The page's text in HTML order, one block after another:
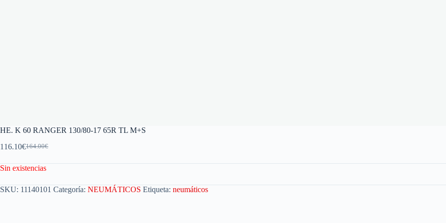
HE. K 60 RANGER 130/80-17 65R TL M+S
164.00€
116.10€
Sin existencias
SKU: 11140101 Categoría: NEUMÁTICOS Etiqueta: neumáticos